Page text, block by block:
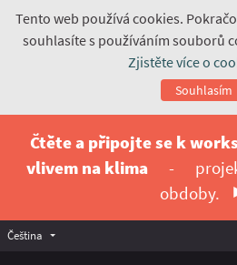
Tento web používá cookies.
souhlasíte s používáním souborů
Zjistěte více o
Souhlasím
Čtěte a připojte se k
vlivem na klima
-
obdoby.
Čeština Vyberte jazyk